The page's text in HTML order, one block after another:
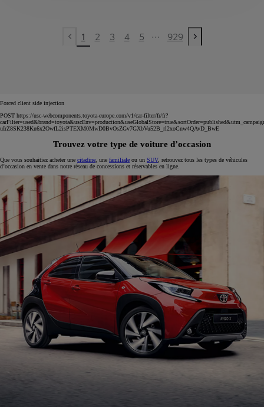
Previous page
1 2 3 4 5 ... 929
Next page
Forced client side injection
POST https://usc-webcomponents.toyota-europe.com/v1/car-filter/fr/fr?
uIrZ8SK238Kn6x2OwfL2isPTEXM0MwD0BvOsZGv7GXbVu52B_rl2xoCnw4QAvD_BwE
Trouvez votre type de voiture d’occasion
Que vous souhaitiez acheter une citadine , une familiale ou un SUV, retrouvez tous les types de véhicules
d’occasion en vente dans notre réseau de concessions et réservables en ligne.